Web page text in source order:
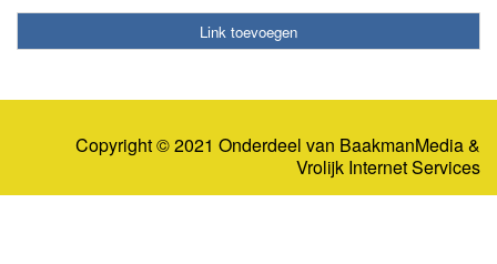
Link toevoegen
Copyright © 2021 Onderdeel van BaakmanMedia&
Vrolijk Internet Services